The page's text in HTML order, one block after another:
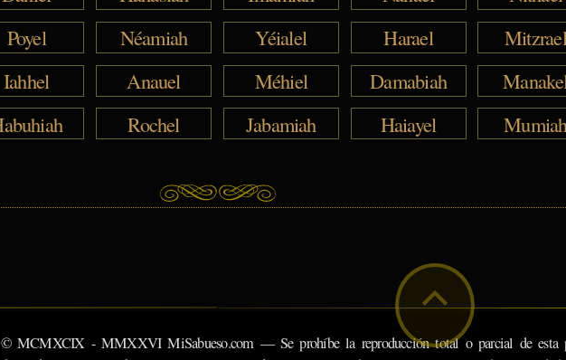
Poyel Néamiah Yéialel Harael
Mitzrael
Iahhel Anauel Méhiel Damabiah
Manakel
Rochel Jabamiah Haiayel Mumiah
© MCMXCIX - MMXXVI MiSabueso.com — Se prohíbe la reproducción total o parcial de esta